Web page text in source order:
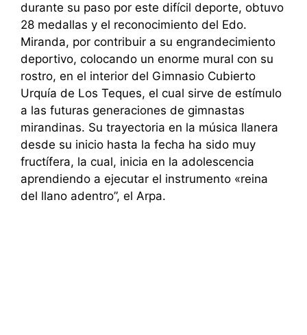
durante su paso por este difícil deporte, obtuvo
28 medallas y el reconocimiento del Edo.
Miranda, por contribuir a su engrandecimiento
deportivo, colocando un enorme mural con su
rostro, en el interior del Gimnasio Cubierto
Urquía de Los Teques, el cual sirve de estímulo
a las futuras generaciones de gimnastas
mirandinas. Su trayectoria en la música llanera
desde su inicio hasta la fecha ha sido muy
fructífera, la cual, inicia en la adolescencia
aprendiendo a ejecutar el instrumento «reina
del llano adentro”, el Arpa.